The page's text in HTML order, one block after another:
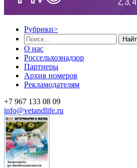
Рубрики>
О нас
Россельхознадзор
Партнеры
Архив номеров
Рекламодателям
+7 967 133 08 09
info@vetandlife.ru